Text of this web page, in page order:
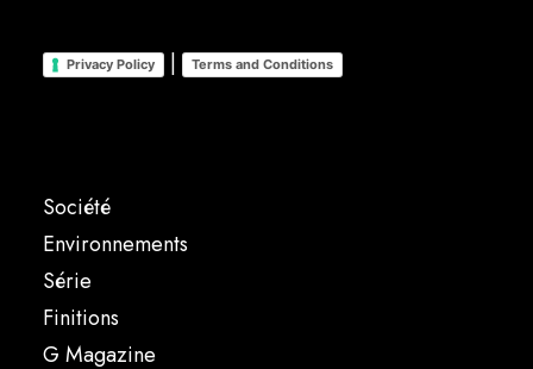
Privacy Policy | Terms and Conditions
Société
Environnements
Série
Finitions
G Magazine